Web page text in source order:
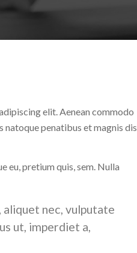
elit. Aenean commodo
natoque penatibus et magnis dis
eu, pretium quis, sem. Nulla
nec, vulputate
ut, imperdiet a,